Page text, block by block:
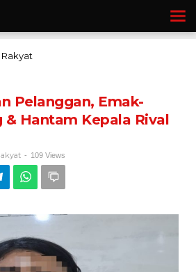
Emak
Banting
Kepala
Rival
OKU
Pelanggan, Emak-
& Hantam Kepala Rival
- 109 Views